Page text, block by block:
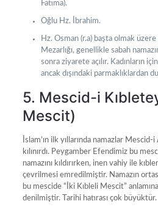
Fatıma).
Oğlu Hz. İbrahim.
Hz. Osman (r.a) başta olmak
Mezarlığı, genellikle sabah
sonra ziyarete açılır. Kadınların
ancak dışındaki parmaklıklardan
5. Mescid-i
Mescit)
İslam’ın ilk yıllarında namazlar
kılınırdı. Peygamber Efendimiz bu
namazını kıldırırken, inen vahiy ile
çevrilmesi emredilmiştir. Namazın
bu mescide “İki Kıbleli Mescit”
denilmiştir. Tarihi hatırası çok büyüktür.